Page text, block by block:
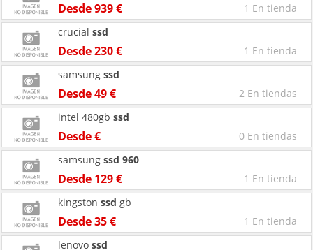
Desde 939 € 1 En tienda
Desde 230 € 1 En tienda
crucial ssd
Desde 49 € 2 En tiendas
samsung ssd
Desde € 0 En tiendas
intel 480gb ssd
Desde 129 € 1 En tienda
samsung ssd 960
Desde 35 € 1 En tienda
kingston ssd gb
lenovo ssd